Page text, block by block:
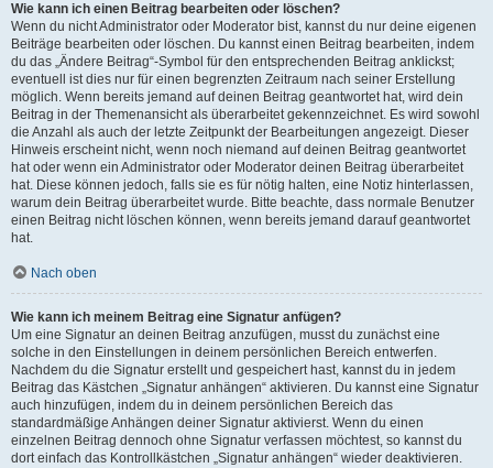
Wie kann ich einen Beitrag bearbeiten oder löschen?
Wenn du nicht Administrator oder Moderator bist, kannst du nur deine eigenen
Beiträge bearbeiten oder löschen. Du kannst einen Beitrag bearbeiten, indem
du das „Ändere Beitrag“-Symbol für den entsprechenden Beitrag anklickst;
eventuell ist dies nur für einen begrenzten Zeitraum nach seiner Erstellung
möglich. Wenn bereits jemand auf deinen Beitrag geantwortet hat, wird dein
Beitrag in der Themenansicht als überarbeitet gekennzeichnet. Es wird sowohl
die Anzahl als auch der letzte Zeitpunkt der Bearbeitungen angezeigt. Dieser
Hinweis erscheint nicht, wenn noch niemand auf deinen Beitrag geantwortet
hat oder wenn ein Administrator oder Moderator deinen Beitrag überarbeitet
hat. Diese können jedoch, falls sie es für nötig halten, eine Notiz hinterlassen,
warum dein Beitrag überarbeitet wurde. Bitte beachte, dass normale Benutzer
einen Beitrag nicht löschen können, wenn bereits jemand darauf geantwortet
hat.
Nach oben
Wie kann ich meinem Beitrag eine Signatur anfügen?
Um eine Signatur an deinen Beitrag anzufügen, musst du zunächst eine
solche in den Einstellungen in deinem persönlichen Bereich entwerfen.
Nachdem du die Signatur erstellt und gespeichert hast, kannst du in jedem
Beitrag das Kästchen „Signatur anhängen“ aktivieren. Du kannst eine Signatur
auch hinzufügen, indem du in deinem persönlichen Bereich das
standardmäßige Anhängen deiner Signatur aktivierst. Wenn du einen
einzelnen Beitrag dennoch ohne Signatur verfassen möchtest, so kannst du
dort einfach das Kontrollkästchen „Signatur anhängen“ wieder deaktivieren.